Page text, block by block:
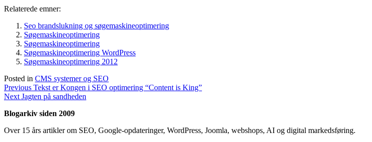
Relaterede emner:
Seo brandslukning og søgemaskineoptimering
Søgemaskineoptimering
Søgemaskineoptimering
Søgemaskineoptimering WordPress
Søgemaskineoptimering 2012
Posted in CMS systemer og SEO
Indlægsnavigation
Previous Previous
post:
Tekst er Kongen i SEO optimering “Content is King”
Next Next
Jagten på sandheden
Blogarkiv siden 2009
Over 15 års artikler om SEO, Google-opdateringer, WordPress, Joomla, webshops, AI og digital markedsføring.